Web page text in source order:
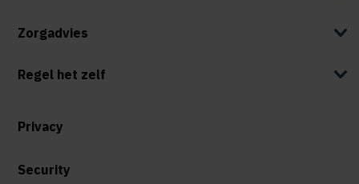
Zorgadvies
Regel het zelf
Privacy
Security